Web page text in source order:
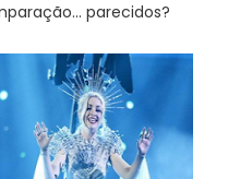
parecidos?